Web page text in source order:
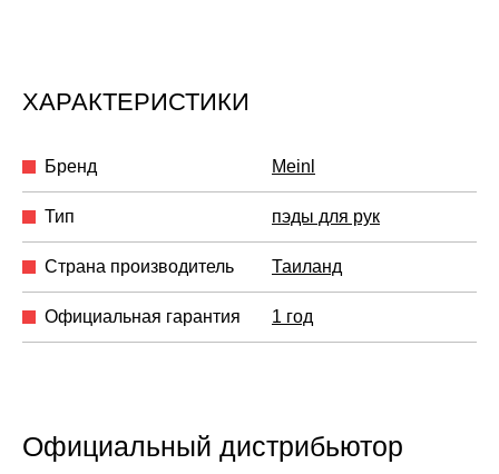
ХАРАКТЕРИСТИКИ
Бренд Meinl
Тип пэды для рук
Страна производитель Таиланд
Официальная гарантия 1 год
Официальный дистрибьютор